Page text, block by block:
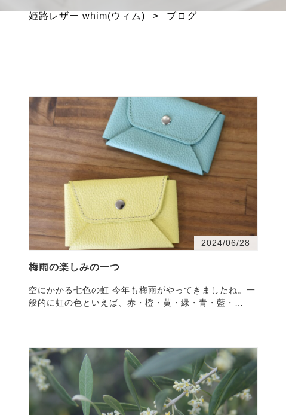
ブランド別
姫路レザー whim(ウィム) > ブログ
2024/06/28
梅雨の楽しみの一つ
空にかかる七色の虹 今年も梅雨がやってきましたね。一
般的に虹の色といえば、赤・橙・黄・緑・青・藍・